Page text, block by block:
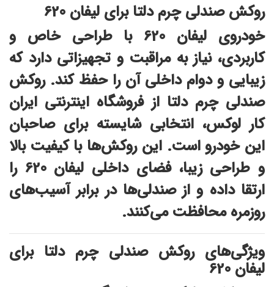
روکش صندلی چرم دلتا برای لیفان 620
خودروی لیفان 620 با طراحی خاص و
کاربردی، نیاز به مراقبت و تجهیزاتی دارد که
زیبایی و دوام داخلی آن را حفظ کند. روکش
صندلی چرم دلتا از فروشگاه اینترنتی ایران
کار لوکس، انتخابی شایسته برای صاحبان
این خودرو است. این روکش‌ها با کیفیت بالا
و طراحی زیبا، فضای داخلی لیفان 620 را
ارتقا داده و از صندلی‌ها در برابر آسیب‌های
روزمره محافظت می‌کنند.
ویژگی‌های روکش صندلی چرم دلتا برای
لیفان 620